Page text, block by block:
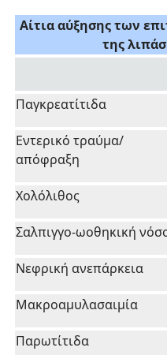
Αίτια αύξησης των
της
Παγκρεατίτιδα
Εντερικό τραύμα/
απόφραξη
Χολόλιθος
Σαλπιγγο-ωοθηκική
Νεφρική ανεπάρκεια
Μακροαμυλασαιμία
Παρωτίτιδα